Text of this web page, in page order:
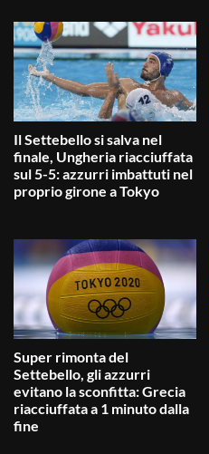
Il Settebello si salva nel
finale, Ungheria riacciuffata
sul 5-5: azzurri imbattuti nel
proprio girone a Tokyo
Super rimonta del
Settebello, gli azzurri
evitano la sconfitta: Grecia
riacciuffata a 1 minuto dalla
fine